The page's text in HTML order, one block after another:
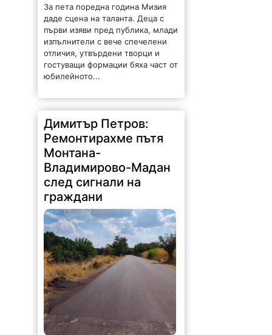
За пета поредна година Мизия
даде сцена на таланта. Деца с
първи изяви пред публика, млади
изпълнители с вече спечелени
отличия, утвърдени творци и
гостуващи формации бяха част от
юбилейното...
Димитър Петров:
Ремонтирахме пътя
Монтана-
Владимирово-Мадан
след сигнали на
граждани